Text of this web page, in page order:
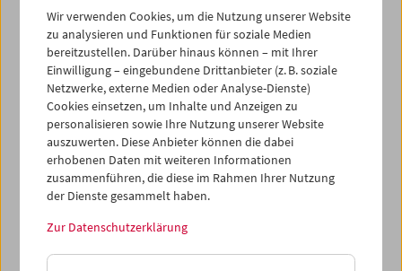
27
29 01
03
04
05 06 07 08 09
iCalender
Programmheft-PDF
English language or subtitles
< Vorherige Woche
Mo 30.10.
Wir verwenden Cookies, um die Nutzung unserer Website
zu analysieren und Funktionen für soziale Medien
bereitzustellen. Darüber hinaus können – mit Ihrer
Einwilligung – eingebundene Drittanbieter (z. B. soziale
Netzwerke, externe Medien oder Analyse-Dienste)
Cookies einsetzen, um Inhalte und Anzeigen zu
personalisieren sowie Ihre Nutzung unserer Website
auszuwerten. Diese Anbieter können die dabei
erhobenen Daten mit weiteren Informationen
zusammenführen, die diese im Rahmen Ihrer Nutzung
der Dienste gesammelt haben.
Zur Datenschutzerklärung